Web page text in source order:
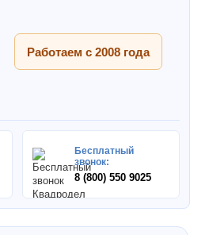
Работаем с 2008 года
Бесплатный
звонок:
8 (800) 550 9025